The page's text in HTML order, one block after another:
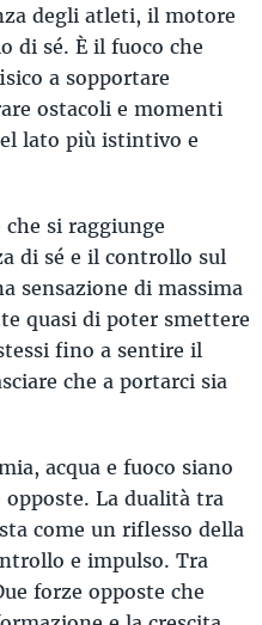
degli atleti, il motore
di sé. È il fuoco che
a sopportare
ostacoli e momenti
lato più istintivo e
si raggiunge
di sé e il controllo sul
sensazione di massima
quasi di poter smettere
fino a sentire il
che a portarci sia
acqua e fuoco siano
opposte. La dualità tra
come un riflesso della
e impulso. Tra
forze opposte che